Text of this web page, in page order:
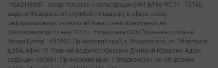
"VLADNEWS" - свидетельство о регистрации СМИ ЭЛ № ФС 77 - 72742,
выдано Федеральной службой по надзору в сфере связи,
информационных технологий и массовых коммуникаций
(Роскомнадзор) 17 мая 2018 г. Учредитель ООО "Дальневосточный
Медиа Центр". 690091, Приморский край, г. Владивосток, ул. Уборевича,
д.20А, офис 13. Главный редактор Юркевич Дмитрий Юрьевич. Адрес
редакции: 690091, Приморский край, г. Владивосток, ул. Уборевича,